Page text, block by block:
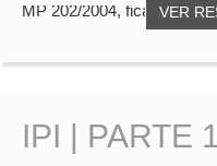
VER
MP 202/2004, ficam
IPI | PARTE 1